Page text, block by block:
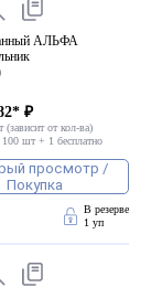
АЛЬФА
₽
от кол-ва)
100 шт + 1 бесплатно
просмотр /
Покупка
В резерве
1 уп